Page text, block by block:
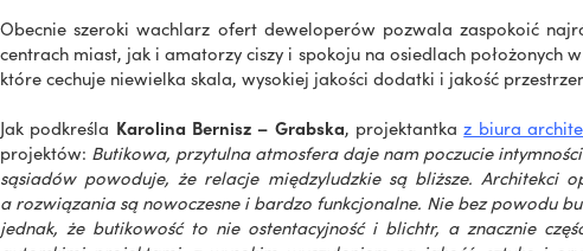
Obecnie szeroki wachlarz ofert deweloperów pozwala zaspokoić
centrach miast, jak i amatorzy ciszy i spokoju na osiedlach położonych
które cechuje niewielka skala, wysokiej jakości dodatki i jakość
Jak podkreśla Karolina Bernisz – Grabska, projektantkaz biura
projektów: Butikowa, przytulna atmosfera daje nam poczucie
sąsiadów powoduje, że relacje międzyludzkie są bliższe. Architekci
a rozwiązania są nowoczesne i bardzo funkcjonalne. Nie bez powodu
jednak, że butikowość to nie ostentacyjność i blichtr, a znacznie